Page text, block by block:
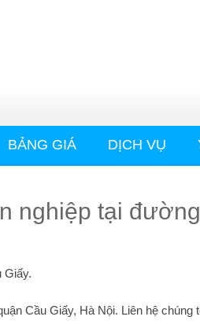
BẢNG GIÁ DỊCH VỤ
nghiệp tại
Giấy.
Cầu Giấy, Hà Nội. Liên hệ chúng